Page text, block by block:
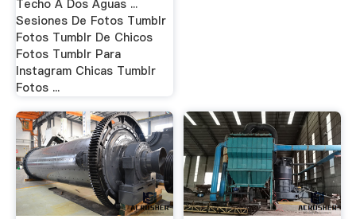
Techo A Dos Aguas ...
Sesiones De Fotos Tumblr
Fotos Tumblr De Chicos
Fotos Tumblr Para
Instagram Chicas Tumblr
Fotos ...